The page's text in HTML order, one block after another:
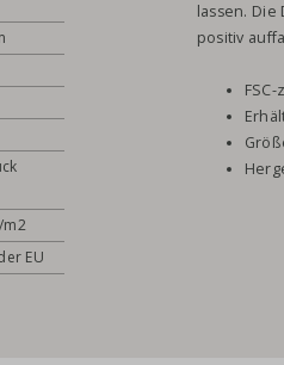
m2
EU
lassen.
positiv